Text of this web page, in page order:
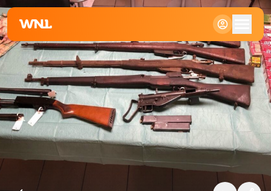
Standaard
Groot